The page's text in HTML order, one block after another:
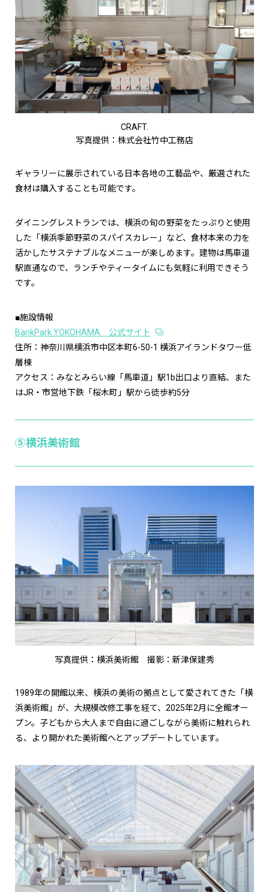
CRAFT.
写真提供：株式会社竹中工務店
ギャラリーに展示されている日本各地の工藝品や、厳選された
食材は購入することも可能です。
ダイニングレストランでは、横浜の旬の野菜をたっぷりと使用
した「横浜季節野菜のスパイスカレー」など、食材本来の力を
活かしたサステナブルなメニューが楽しめます。建物は馬車道
駅直通なので、ランチやティータイムにも気軽に利用できそう
です。
■施設情報
BankPark YOKOHAMA 公式サイト
住所：神奈川県横浜市中区本町6-50-1 横浜アイランドタワー低
層棟
アクセス：みなとみらい線「馬車道」駅1b出口より直結、また
はJR・市営地下鉄「桜木町」駅から徒歩約5分
⑤横浜美術館
写真提供：横浜美術館 撮影：新津保建秀
1989年の開館以来、横浜の美術の拠点として愛されてきた「横
浜美術館」が、大規模改修工事を経て、2025年2月に全館オー
プン。子どもから大人まで自由に過ごしながら美術に触れられ
る、より開かれた美術館へとアップデートしています。